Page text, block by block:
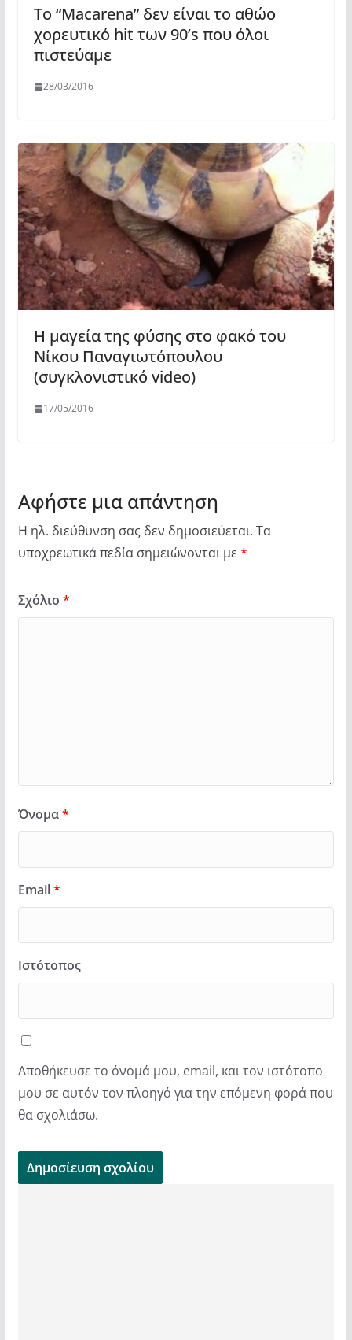
Το “Macarena” δεν είναι το αθώο
χορευτικό hit των 90’s που όλοι
πιστεύαμε
28/03/2016
Η μαγεία της φύσης στο φακό του
Νίκου Παναγιωτόπουλου
(συγκλονιστικό video)
17/05/2016
Αφήστε μια απάντηση
Η ηλ. διεύθυνση σας δεν δημοσιεύεται. Τα
υποχρεωτικά πεδία σημειώνονται με *
Σχόλιο *
Όνομα*
Email*
Ιστότοπος
Αποθήκευσε το όνομά μου, email, και τον ιστότοπο
μου σε αυτόν τον πλοηγό για την επόμενη φορά που
θα σχολιάσω.